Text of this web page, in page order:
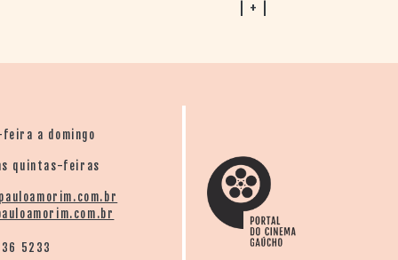
| + |
a domingo
quintas-feiras
5233